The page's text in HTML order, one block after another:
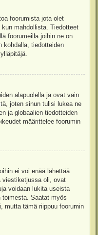
foorumista jota olet
mahdollista. Tiedotteet
foorumeilla joihin ne on
kohdalla, tiedotteiden
alapuolella ja ovat vain
joten sinun tulisi lukea ne
ja globaalien tiedotteiden
määrittelee foorumin
ei voi enää lähettää
viestiketjussa oli, ovat
voidaan lukita useista
Saatat myös
mutta tämä riippuu foorumin